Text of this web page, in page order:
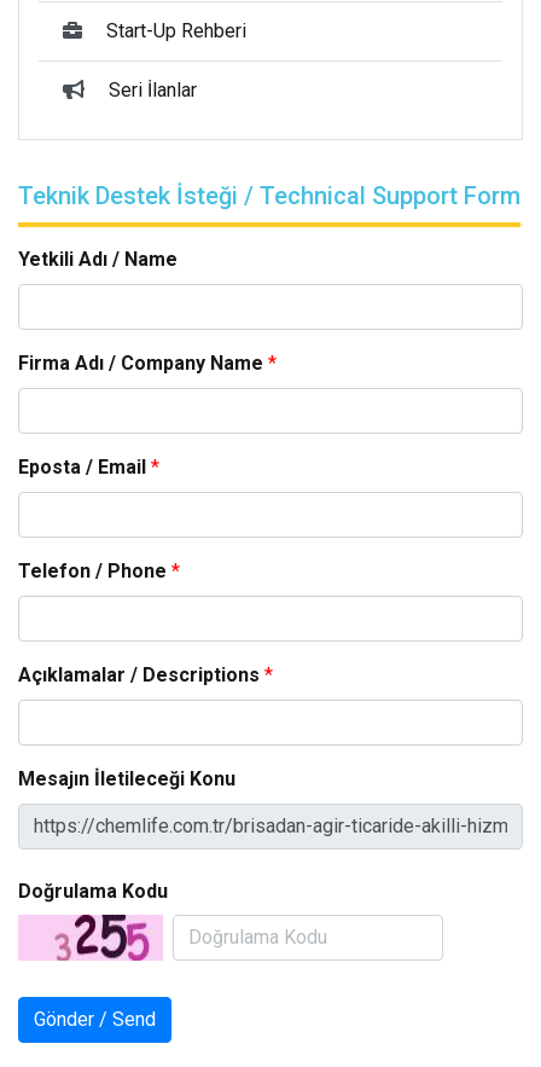
Start-Up Rehberi
Seri İlanlar
Teknik Destek İsteği / Technical Support Form
Yetkili Adı / Name
Firma Adı / Company Name *
Eposta / Email *
Telefon / Phone *
Açıklamalar / Descriptions *
Mesajın İletileceği Konu
Doğrulama Kodu